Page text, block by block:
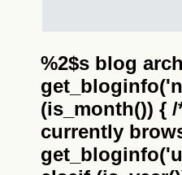
%2$s blog
(is_month()) {
currently